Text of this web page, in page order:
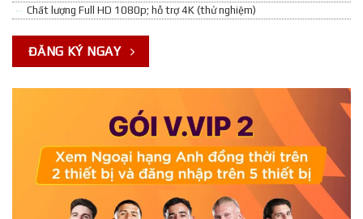
Chất lượng Full HD 1080p; hỗ trợ 4K (thử nghiệm)
ĐĂNG KÝ NGAY